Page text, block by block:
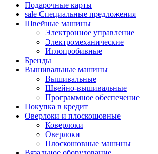
Подарочные карты
sale Специальные предложения
Швейные машины
Электронное управление
Электромеханические
Иглопробивные
Бренды
Вышивальные машины
Вышивальные
Швейно-вышивальные
Программное обеспечение
Покупка в кредит
Оверлоки и плоскошовные
Коверлоки
Оверлоки
Плоскошовные машины